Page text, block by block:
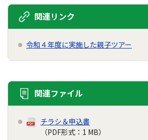
関連リンク
令和４年度に実施した親子ツアー
関連ファイル
チラシ＆申込書
（PDF形式：1 MB）